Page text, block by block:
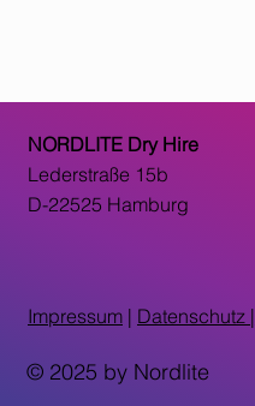
NORDLITE Dry Hire
Lederstraße 15b
D-22525 Hamburg
© 2025 by Nordlite
Impressum| Datenschutz |